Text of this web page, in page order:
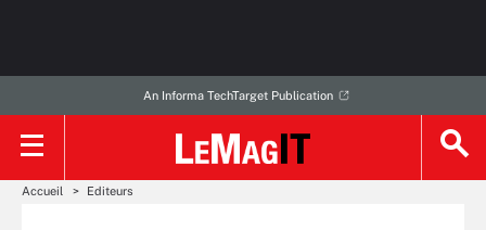
An Informa TechTarget Publication
Accueil Editeurs